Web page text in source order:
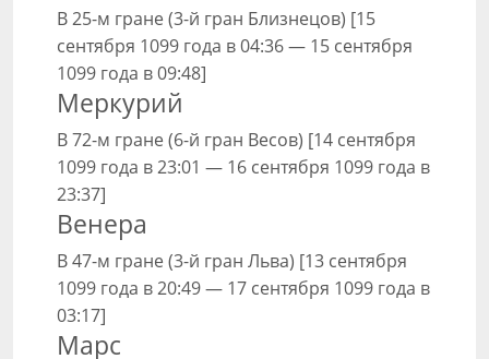
В 25-м гране (3-й гран Близнецов) [15
сентября 1099 года в 04:36 — 15 сентября
1099 года в 09:48]
Меркурий
В 72-м гране (6-й гран Весов) [14 сентября
1099 года в 23:01 — 16 сентября 1099 года в
23:37]
Венера
В 47-м гране (3-й гран Льва) [13 сентября
1099 года в 20:49 — 17 сентября 1099 года в
03:17]
Марс